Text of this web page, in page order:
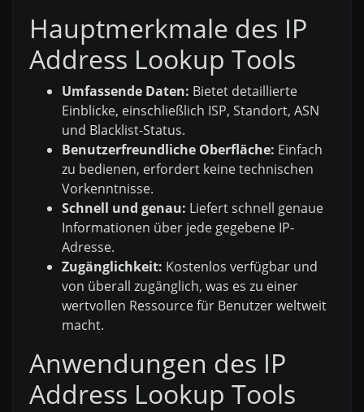
Hauptmerkmale des IP
Address Lookup Tools
Umfassende Daten: Bietet detaillierte
Einblicke, einschließlich ISP, Standort, ASN
und Blacklist-Status.
Benutzerfreundliche Oberfläche: Einfach
zu bedienen, erfordert keine technischen
Vorkenntnisse.
Schnell und genau: Liefert schnell genaue
Informationen über jede gegebene IP-
Adresse.
Zugänglichkeit: Kostenlos verfügbar und
von überall zugänglich, was es zu einer
wertvollen Ressource für Benutzer weltweit
macht.
Anwendungen des IP
Address Lookup Tools